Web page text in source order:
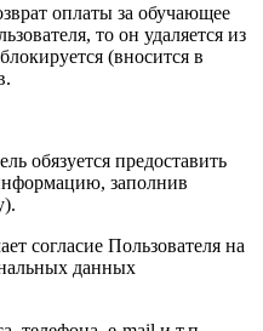
оплаты за обучающее
то он удаляется из
(вносится в
обязуется предоставить
заполнив
согласие Пользователя на
данных